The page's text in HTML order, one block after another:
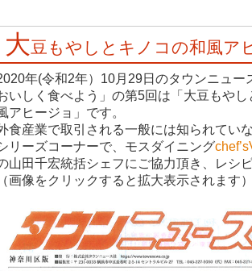
大豆もやしとキノコの和風ア
年(令和2年）10月29日のタウンニュー
いしく食べよう」の第5回は「大豆もや
アヒージョ」です。
食産業で取引される一般には知られてい
リーズコーナーで、モスダイニング
山田千宏統括シェフにご協力頂き、レシ
（画像をクリックすると拡大表示されます